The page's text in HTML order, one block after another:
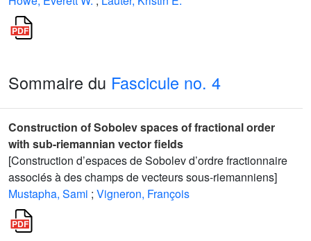
Sommaire du Fascicule no. 4
Construction of Sobolev spaces of fractional order
with sub-riemannian vector fields
[Construction d’espaces de Sobolev d’ordre fractionnaire
associés à des champs de vecteurs sous-riemanniens]
Mustapha, Sami ; Vigneron, François